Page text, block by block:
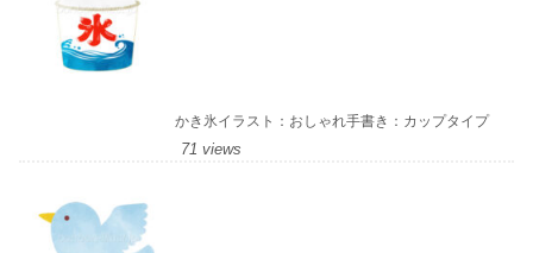
かき氷イラスト：おしゃれ手書き：カップタイプ
71 views